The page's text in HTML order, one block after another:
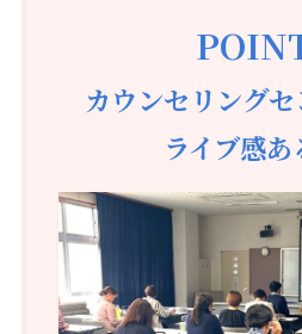
カウンセリング
ライブ感